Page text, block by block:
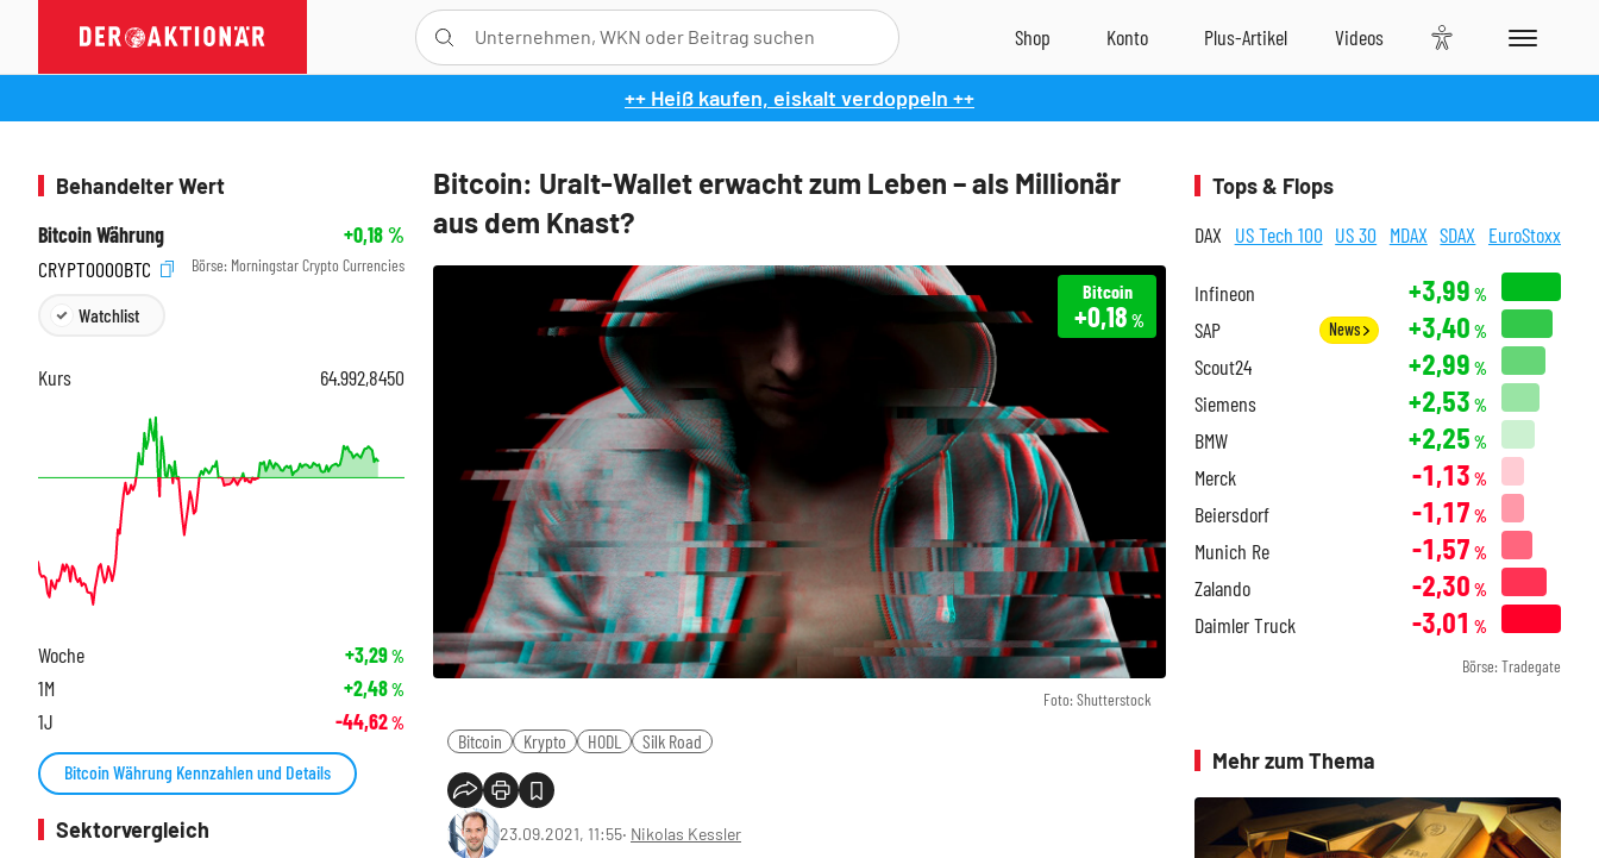
++ Heiß kaufen, eiskalt verdoppeln ++
Bitcoin: Uralt-Wallet erwacht zum Leben – als Millionär
aus dem Knast?
Foto: Shutterstock
Bitcoin
+0,18 %
Bitcoin Krypto HODL Silk Road
23.09.2021, 11:55‧ Nikolas Kessler
Behandelter Wert
Bitcoin Währung
+0,18%
CRYPT0000BTC
Börse: Morningstar Crypto Currencies
Watchlist
Kurs 64.992,8450
Woche +3,29%
1M +2,48%
1J -44,62%
Bitcoin Währung Kennzahlen und Details
Sektorvergleich
Tops & Flops
DAX US Tech 100 US 30 MDAX SDAX EuroStoxx
Infineon +3,99 %
SAP News +3,40 %
Scout24 +2,99 %
Siemens +2,53 %
BMW +2,25 %
Merck -1,13 %
Beiersdorf -1,17 %
Munich Re -1,57 %
Zalando -2,30 %
Daimler Truck -3,01 %
Börse: Tradegate
Mehr zum Thema